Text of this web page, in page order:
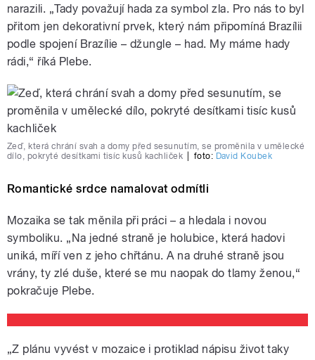
narazili. „Tady považují hada za symbol zla. Pro nás to byl
přitom jen dekorativní prvek, který nám připomíná Brazílii
podle spojení Brazílie – džungle – had. My máme hady
rádi,“ říká Plebe.
Zeď, která chrání svah a domy před sesunutím, se proměnila v umělecké
dílo, pokryté desítkami tisíc kusů kachliček
foto: David Koubek
Romantické srdce namalovat odmítli
Mozaika se tak měnila při práci – a hledala i novou
symboliku. „Na jedné straně je holubice, která hadovi
uniká, míří ven z jeho chřtánu. A na druhé straně jsou
vrány, ty zlé duše, které se mu naopak do tlamy ženou,“
pokračuje Plebe.
„Z plánu vyvést v mozaice i protiklad nápisu život taky